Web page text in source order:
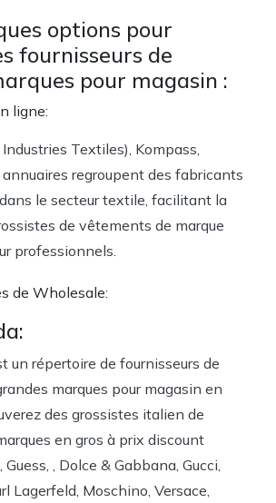
options pour
fournisseurs de
pour magasin :
ligne:
Textiles), Kompass,
annuaires regroupent des fabricants
le secteur textile, facilitant la
de vêtements de marque
professionnels.
de Wholesale:
un répertoire de fournisseurs de
marques pour magasin en
des grossistes italien de
en gros à prix discount
, Dolce & Gabbana, Gucci,
Lagerfeld, Moschino, Versace,